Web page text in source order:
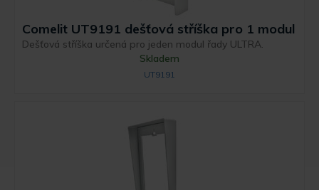
Comelit UT9191 dešťová stříška pro 1 modul
Dešťová stříška určená pro jeden modul řady ULTRA.
Skladem
UT9191